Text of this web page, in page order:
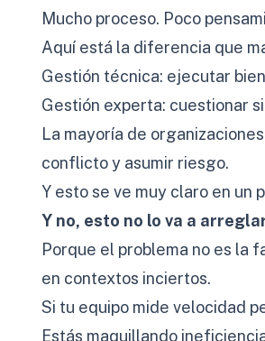
Mucho proceso. Poco
Aquí está la diferencia que
Gestión técnica: ejecutar
Gestión experta: cuestionar
La mayoría de
conflicto y asumir riesgo.
Y esto se ve muy claro en un
Y no, esto no lo va a
Porque el problema no es la
en contextos inciertos.
Si tu equipo mide velocidad
Estás maquillando